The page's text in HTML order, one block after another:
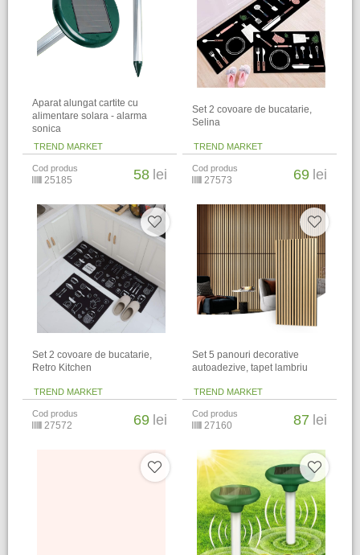
Aparat alungat cartite cu
alimentare solara - alarma
sonica
TREND MARKET
Cod produs
25185 58 lei
​Set 2 covoare de bucatarie,
Selina
TREND MARKET
Cod produs
27573 69 lei
​Set 2 covoare de bucatarie,
Retro Kitchen
TREND MARKET
Cod produs
27572 69 lei
Set 5 panouri decorative
autoadezive, tapet lambriu
TREND MARKET
Cod produs
27160 87 lei